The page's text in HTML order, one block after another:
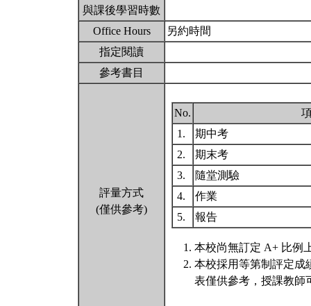
與課後學習時數
Office Hours
另約時間
指定閱讀
參考書目
評量方式
(僅供參考)
No.
1.
期中考
2.
期末考
3.
隨堂測驗
4.
作業
5.
報告
本校尚無訂定 A+ 比例
本校採用等第制評定成
表僅供參考，授課教師